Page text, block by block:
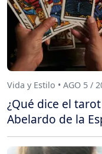
Vida y Estilo • AGO 5 /
¿Qué dice el
Abelardo de la